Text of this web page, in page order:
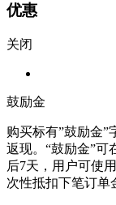
优惠
关闭
鼓励金
购买标有”鼓励金”
返现。“鼓励金”可
后7天，用户可使
次性抵扣下笔订单